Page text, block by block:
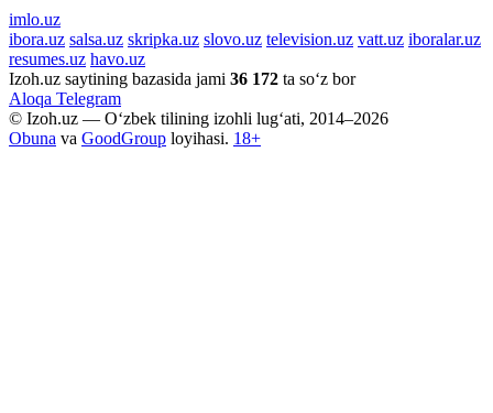
imlo.uz
ibora.uz salsa.uz skripka.uz slovo.uz television.uz vatt.uz iboralar.uz
resumes.uz havo.uz
Izoh.uz saytining bazasida jami 36 172 ta so‘z bor
Aloqa Telegram
© Izoh.uz — O‘zbek tilining izohli lug‘ati, 2014–2026
Obuna va GoodGroup loyihasi. 18+